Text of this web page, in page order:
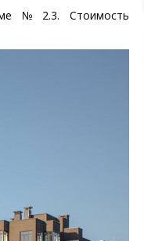
№ 2.3. Стоимость